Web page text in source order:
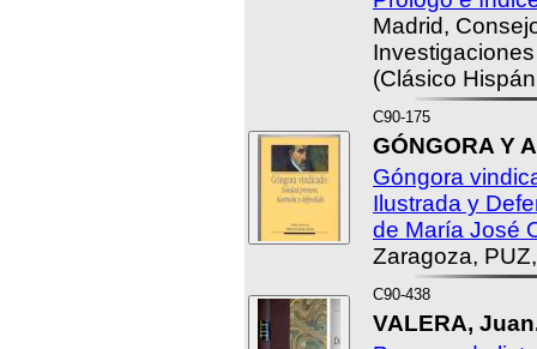
Madrid,
(Clásico
C90-175
GÓNGORA Y
Góngora
Ilustrada y
de María José
Zaragoza,
C90-438
VALERA,